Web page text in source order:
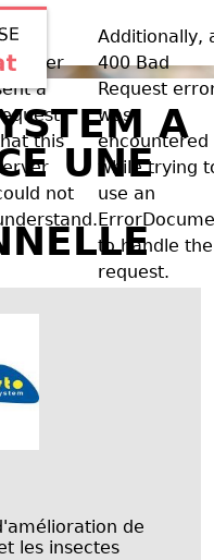
a
this
not
Additionally,
400 Bad
Request
was
encountered
while trying
use an
to handle the
request.
A
UNE
de
les insectes